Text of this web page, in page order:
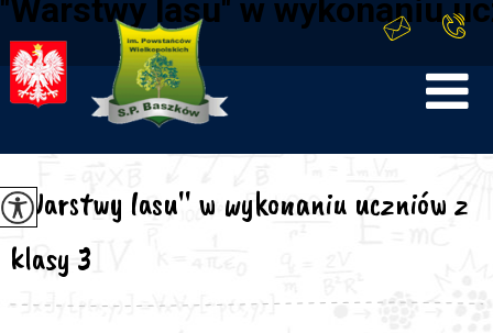
''Warstwy lasu'' w wykonaniu
''Warstwy lasu'' w wykonaniu uczniów z
klasy 3